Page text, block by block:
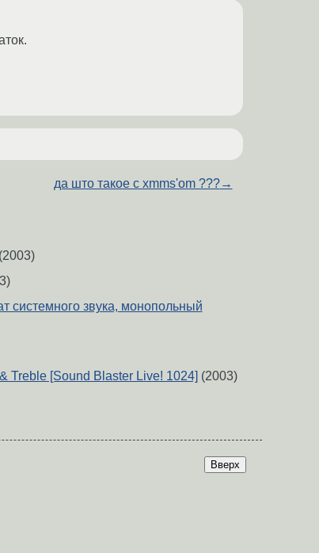
да што такое с xmms'om ???→
(2003)
системного звука, монопольный
Treble [Sound Blaster Live! 1024] (2003)
Вверх